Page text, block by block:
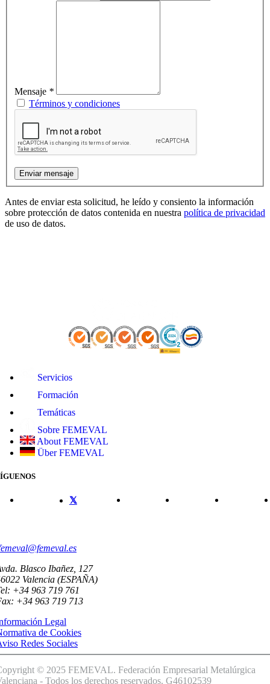
Mensaje *
Términos y condiciones
Antes de enviar esta solicitud, he leído y consiento la información
sobre protección de datos contenida en nuestra política de privacidad
de uso de datos.
Servicios
Formación
Temáticas
Sobre FEMEVAL
About FEMEVAL
Über FEMEVAL
Blasco Ibañez, 127
Valencia (ESPAÑA)
+34 963 719 761
+34 963 719 713
Legal
de Cookies
Redes Sociales
© 2025 FEMEVAL. Federación Empresarial Metalúrgica
- Todos los derechos reservados. G46102539